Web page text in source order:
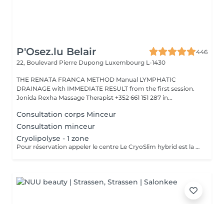
P'Osez.lu Belair
446
22, Boulevard Pierre Dupong Luxembourg L-1430
THE RENATA FRANCA METHOD Manual LYMPHATIC
DRAINAGE with IMMEDIATE RESULT from the first session.
Jonida Rexha Massage Therapist +352 661 151 287 in...
Consultation corps Minceur
Consultation minceur
Cryolipolyse - 1 zone
Pour réservation appeler le centre Le CryoSlim hybrid est la nouvelle génération de Cryolipolyse médicale (traitement des cellules de graisse par le froid). CryoSlim hybrid est le seul appareil d'amincissement à garantir les résultats minceur cliniquement supérieurs à la moyenne et exclusivement avec des températures de traitement saines et sans danger pour l'organisme. Ce traitement concerne les hommes et les femmes qui présentent une ou plusieurs zones localisées souvent résistantes aux efforts de régime et sport : ventre, poignées d'amour, culotte de cheval, intérieur des cuisses, genoux, bras, dos.